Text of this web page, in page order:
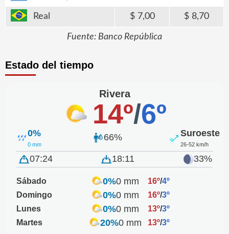
Real 7,00 8,70
Fuente: Banco República
Estado del tiempo
Rivera
14º/6º
0%
0 mm
66% Suroeste
26-52 km/h
07:24 18:11 33%
Sábado 0%0 mm 16º/4º
Domingo
0%0 mm 16º/3º
Lunes
0%0 mm 13º/3º
Martes
20%0 mm 13º/3º